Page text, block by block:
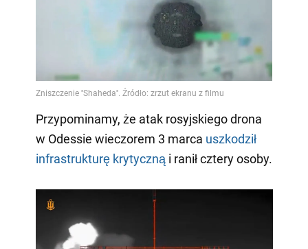
Przypominamy, że atak rosyjskiego drona
w Odessie wieczorem 3 marca uszkodził
infrastrukturę krytycznąi ranił cztery osoby.